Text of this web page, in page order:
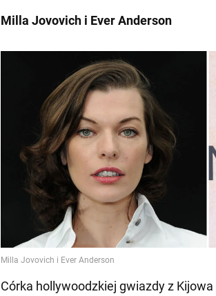
Milla Jovovich i Ever Anderson
Córka hollywoodzkiej gwiazdy z